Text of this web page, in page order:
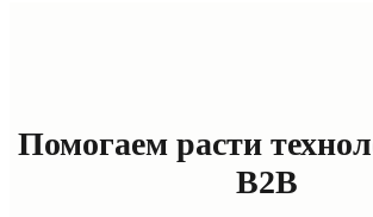
Помогаем расти
B2B